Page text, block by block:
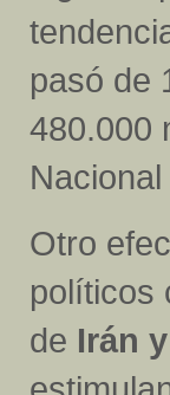
pasó de
480.000
Otro
políticos
de Irán